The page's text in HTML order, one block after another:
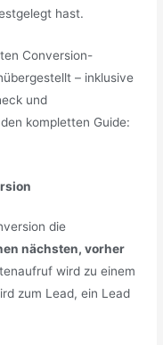
hast.
Conversion-
– inklusive
und
kompletten Guide:
die
nächsten, vorher
wird zu einem
zum Lead, ein Lead